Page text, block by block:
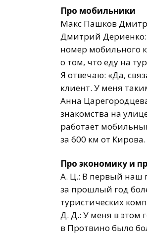
Про мобильники
Макс Пашков
Дмитрий Дериенко:
номер мобильного
о том, что еду на
Я отвечаю: «Да,
клиент. У меня
Анна
знакомства на
работает
за 600 км от
Про экономику и
А. Ц.: В первый наш
за прошлый год
туристических
Д. Д.: У меня в этом
в Протвино было